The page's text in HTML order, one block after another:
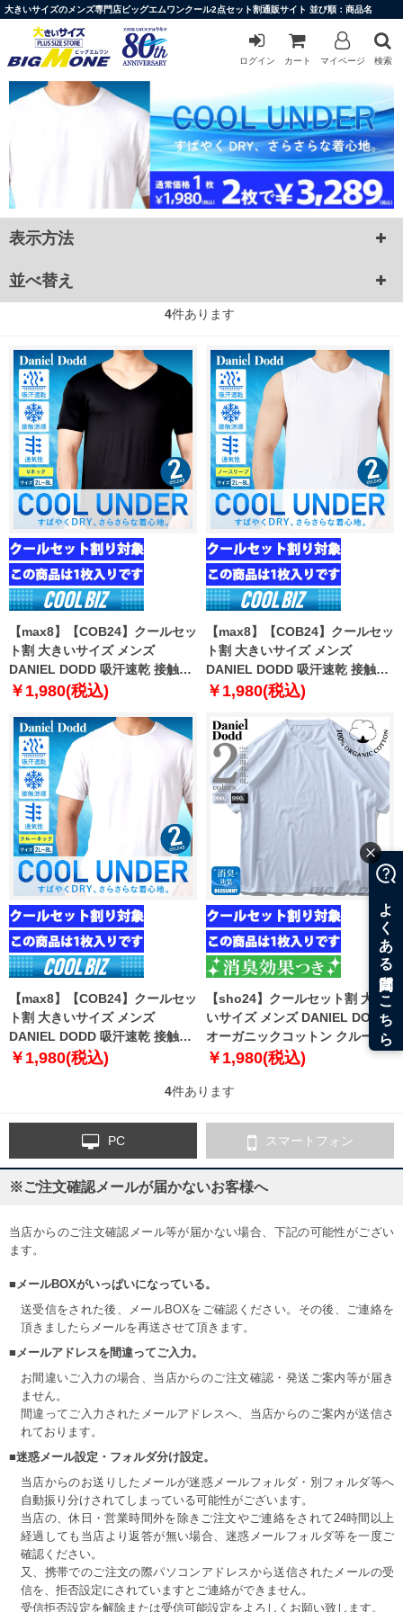
大きいサイズのメンズ専門店ビッグエムワンクール2点セット割通販サイト 並び順：商品名
ログイン カート マイページ 検索
表示方法
並べ替え
4件あります
【max8】【COB24】クールセッ
ト割 大きいサイズ メンズ
DANIEL DODD 吸汗速乾 接触涼
感 Vネック 半袖 クールアンダー
2101
￥1,980(税込)
【max8】【COB24】クールセッ
ト割 大きいサイズ メンズ
DANIEL DODD 吸汗速乾 接触涼
感 クルーネック ノースリーブ ク
1枚入り azu-2102
￥1,980(税込)
【max8】【COB24】クールセッ
ト割 大きいサイズ メンズ
DANIEL DODD 吸汗速乾 接触涼
感 クルーネック 半袖 クールアン
￥1,980(税込)
【sho24】クールセット割 大き
いサイズ メンズ DANIEL DODD
オーガニックコットン クルーネ
ック 半袖 肌着 下着 消臭抗菌 1
￥1,980(税込)
4件あります
PC スマートフォン
※ご注文確認メールが届かないお客様へ
当店からのご注文確認メール等が届かない場合、下記の可能性がござい
ます。
■メールBOXがいっぱいになっている。
送受信をされた後、メールBOXをご確認ください。その後、ご連絡を
頂きましたらメールを再送させて頂きます。
■メールアドレスを間違ってご入力。
お間違いご入力の場合、当店からのご注文確認・発送ご案内等が届き
ません。
間違ってご入力されたメールアドレスへ、当店からのご案内が送信さ
れております。
■迷惑メール設定・フォルダ分け設定。
当店からのお送りしたメールが迷惑メールフォルダ・別フォルダ等へ
自動振り分けされてしまっている可能性がございます。
当店の、休日・営業時間外を除きご注文やご連絡をされて24時間以上
経過しても当店より返答が無い場合、迷惑メールフォルダ等を一度ご
確認ください。
又、携帯でのご注文の際パソコンアドレスから送信されたメールの受
信を、拒否設定にされていますとご連絡ができません。
受信拒否設定を解除または受信可能設定をよろしくお願い致します。